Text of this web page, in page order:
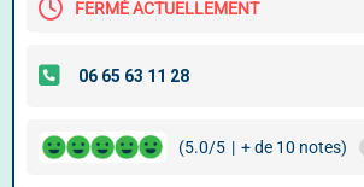
FERMÉ ACTUELLEMENT
(5.0/5 | + de 10 notes)